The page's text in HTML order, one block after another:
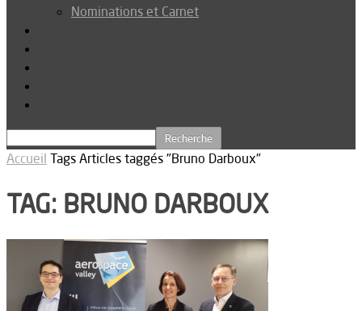
Nominations et Carnet
Accueil Tags Articles taggés "Bruno Darboux"
TAG: BRUNO DARBOUX